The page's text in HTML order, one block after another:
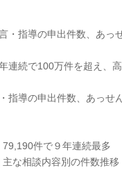
・指導の申出件数、あっ
連続で100万件を超え、
指導の申出件数、あっせ
79,190件で９年連続最多
な相談内容別の件数推